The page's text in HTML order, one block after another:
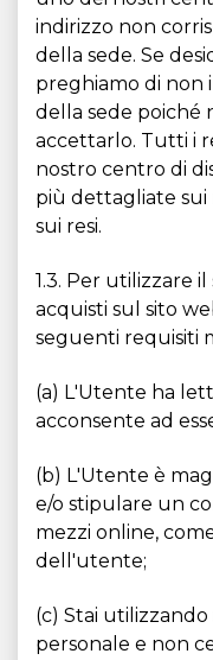
indirizzo non
della sede. Se
preghiamo di non
della sede poiché
accettarlo. Tutti i
nostro centro di
più dettagliate sui
sui resi.
1.3. Per utilizzare
acquisti sul sito
seguenti requisiti
(a) L'Utente ha
acconsente ad
(b) L'Utente è
e/o stipulare un
mezzi online,
dell'utente;
(c) Stai
personale e non